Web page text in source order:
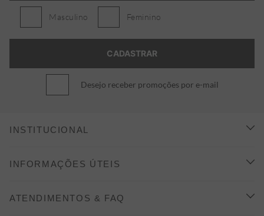
Masculino Feminino
Desejo receber promoções por e-mail
INSTITUCIONAL
CONHEÇA A ALEATORY
INFORMAÇÕES ÚTEIS
ATENDIMENTOS & FAQ